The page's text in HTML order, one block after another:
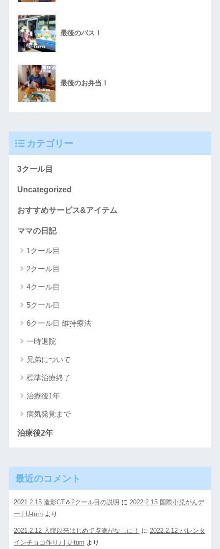
最後のバス！
最後のお弁当！
カテゴリー
3クール目
Uncategorized
おすすめサービス&アイテム
ママの日記
1クール目
2クール目
4クール目
5クール目
6クール目 維持療法
一時退院
兄弟について
標準治療終了
治療後1年
病気発覚まで
治療後2年
最近のコメント
2021.2.15 造影CT＆2クール目の説明 に 2022.2.15 国際小児がんデ
ー | U-turnより
2021.2.12 入院以来はじめて点滴がなしに！ に 2022.2.12 バレンタ
インチョコ作り♪ | U-turnより